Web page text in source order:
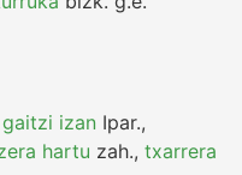
gaitzi izan Ipar.,
hartu zah.,txarrera